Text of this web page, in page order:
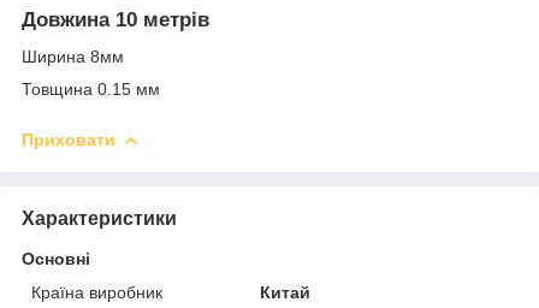
Довжина 10 метрів
Ширина 8мм
Товщина 0.15 мм
Приховати
Характеристики
Основні
Країна виробник
Китай